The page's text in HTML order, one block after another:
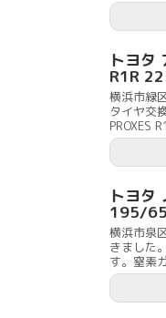
トヨタ
R1R
横浜市緑
タイヤ交
PROXES
トヨタ
195/
横浜市泉
きました
す。窒素